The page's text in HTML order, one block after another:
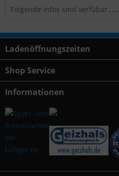
Folgende Infos sind verfübar......
Ladenöffnungszeiten
Shop Service
Informationen